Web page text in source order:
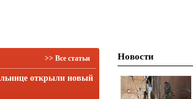
>> Все статьи
открыли новый
Новости